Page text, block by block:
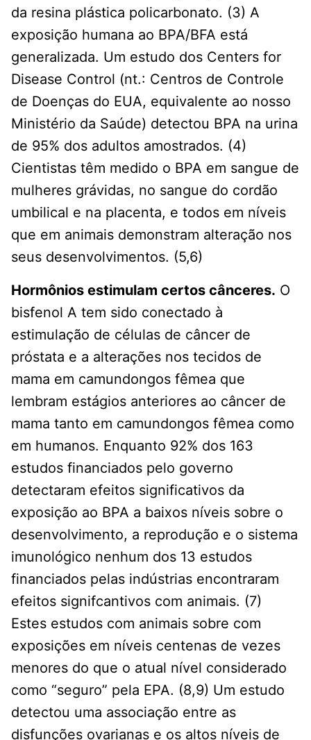
da resina plástica policarbonato. (3) A
exposição humana ao BPA/BFA está
generalizada. Um estudo dos Centers for
Disease Control (nt.: Centros de Controle
de Doenças do EUA, equivalente ao nosso
Ministério da Saúde) detectou BPA na urina
de 95% dos adultos amostrados. (4)
Cientistas têm medido o BPA em sangue de
mulheres grávidas, no sangue do cordão
umbilical e na placenta, e todos em níveis
que em animais demonstram alteração nos
seus desenvolvimentos. (5,6)
Hormônios estimulam certos cânceres. O
bisfenol A tem sido conectado à
estimulação de células de câncer de
próstata e a alterações nos tecidos de
mama em camundongos fêmea que
lembram estágios anteriores ao câncer de
mama tanto em camundongos fêmea como
em humanos. Enquanto 92% dos 163
estudos financiados pelo governo
detectaram efeitos significativos da
exposição ao BPA a baixos níveis sobre o
desenvolvimento, a reprodução e o sistema
imunológico nenhum dos 13 estudos
financiados pelas indústrias encontraram
efeitos signifcantivos com animais. (7)
Estes estudos com animais sobre com
exposições em níveis centenas de vezes
menores do que o atual nível considerado
como “seguro” pela EPA. (8,9) Um estudo
detectou uma associação entre as
disfunções ovarianas e os altos níveis de